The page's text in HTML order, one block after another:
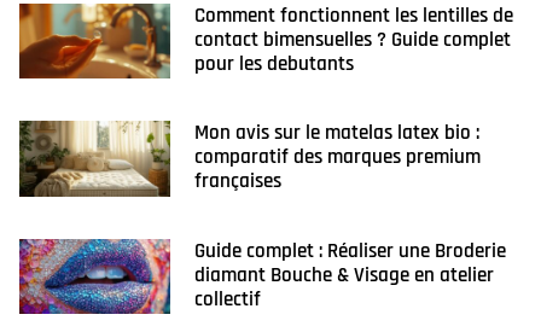
Comment fonctionnent les lentilles de
contact bimensuelles ? Guide complet
pour les debutants
Mon avis sur le matelas latex bio :
comparatif des marques premium
françaises
Guide complet : Réaliser une Broderie
diamant Bouche & Visage en atelier
collectif